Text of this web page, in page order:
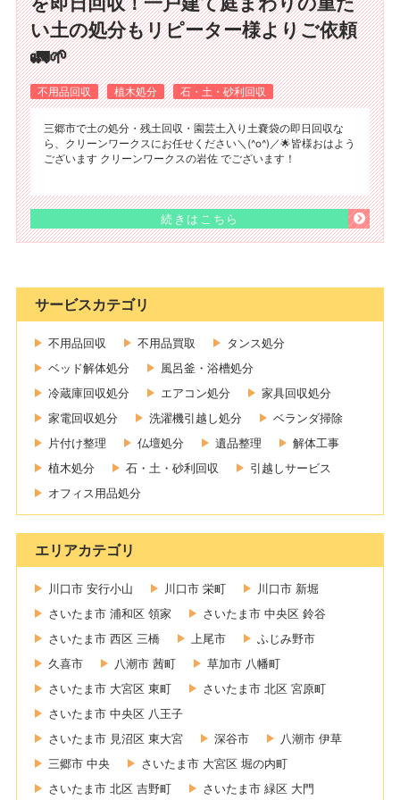
い土の処分もリピーター様よりご依頼
🚛🌱
不用品回収 植木処分 石・土・砂利回収
三郷市で土の処分・残土回収・園芸土入り土嚢袋の即日回収な
ら、クリーンワークスにお任せください＼(^o^)／🌟皆様おはよう
ございます クリーンワークスの岩佐 でございます！
続きはこちら
サービスカテゴリ
不用品回収 不用品買取
タンス処分
ベッド解体処分
風呂釜・浴槽処分
冷蔵庫回収処分
エアコン処分
家具回収処分
家電回収処分
洗濯機引越し処分
ベランダ掃除
片付け整理
仏壇処分 遺品整理
解体工事
植木処分
石・土・砂利回収
引越しサービス
オフィス用品処分
エリアカテゴリ
川口市 安行小山 川口市 栄町
川口市 新堀
さいたま市 浦和区 領家
さいたま市 中央区 鈴谷
さいたま市 西区 三橋
上尾市
ふじみ野市
久喜市
八潮市 茜町
草加市 八幡町
さいたま市 大宮区 東町
さいたま市 北区 宮原町
さいたま市 中央区 八王子
さいたま市 見沼区 東大宮
深谷市
八潮市 伊草
三郷市 中央
さいたま市 大宮区 堀の内町
さいたま市 北区 吉野町
さいたま市 緑区 大門